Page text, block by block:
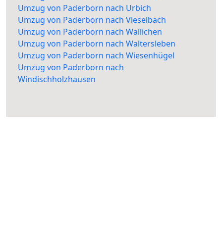
Umzug von Paderborn nach Urbich
Umzug von Paderborn nach Vieselbach
Umzug von Paderborn nach Wallichen
Umzug von Paderborn nach Waltersleben
Umzug von Paderborn nach Wiesenhügel
Umzug von Paderborn nach
Windischholzhausen